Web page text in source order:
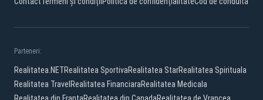
Parteneri:
Realitatea.NETRealitatea SportivaRealitatea StarRealitatea Spirituala
Realitatea Travel Realitatea FinanciaraRealitatea Medicala